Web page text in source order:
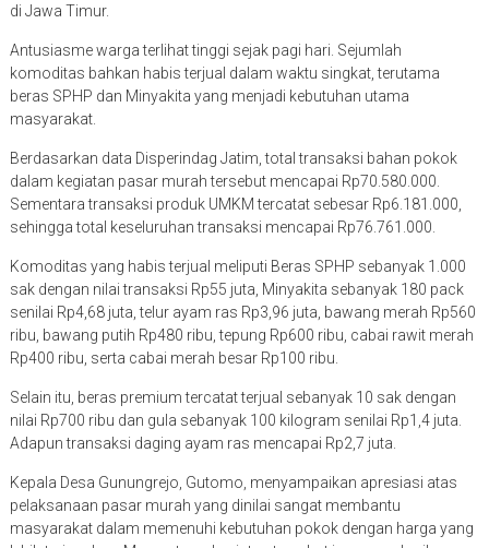
di Jawa Timur.
Antusiasme warga terlihat tinggi sejak pagi hari. Sejumlah
komoditas bahkan habis terjual dalam waktu singkat, terutama
beras SPHP dan Minyakita yang menjadi kebutuhan utama
masyarakat.
Berdasarkan data Disperindag Jatim, total transaksi bahan pokok
dalam kegiatan pasar murah tersebut mencapai Rp70.580.000.
Sementara transaksi produk UMKM tercatat sebesar Rp6.181.000,
sehingga total keseluruhan transaksi mencapai Rp76.761.000.
Komoditas yang habis terjual meliputi Beras SPHP sebanyak 1.000
sak dengan nilai transaksi Rp55 juta, Minyakita sebanyak 180 pack
senilai Rp4,68 juta, telur ayam ras Rp3,96 juta, bawang merah Rp560
ribu, bawang putih Rp480 ribu, tepung Rp600 ribu, cabai rawit merah
Rp400 ribu, serta cabai merah besar Rp100 ribu.
Selain itu, beras premium tercatat terjual sebanyak 10 sak dengan
nilai Rp700 ribu dan gula sebanyak 100 kilogram senilai Rp1,4 juta.
Adapun transaksi daging ayam ras mencapai Rp2,7 juta.
Kepala Desa Gunungrejo, Gutomo, menyampaikan apresiasi atas
pelaksanaan pasar murah yang dinilai sangat membantu
masyarakat dalam memenuhi kebutuhan pokok dengan harga yang